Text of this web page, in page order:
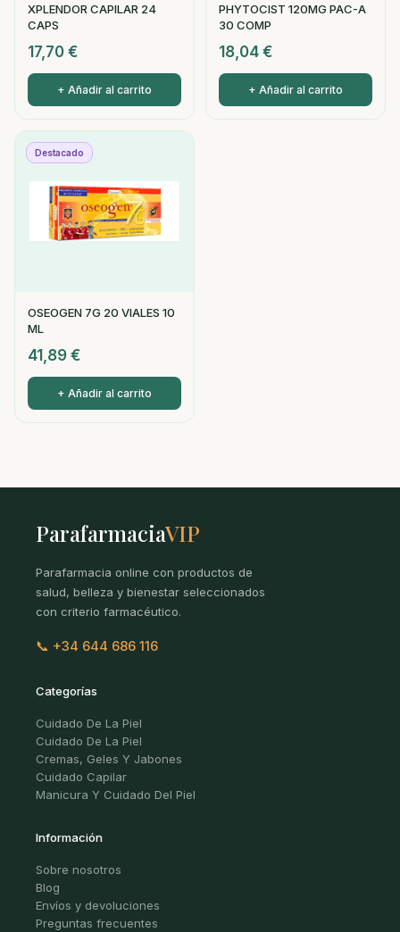
XPLENDOR CAPILAR 24
CAPS
17,70 €
+ Añadir al carrito
PHYTOCIST 120MG PAC-A
30 COMP
18,04 €
+ Añadir al carrito
Destacado
OSEOGEN 7G 20 VIALES 10
ML
41,89 €
+ Añadir al carrito
ParafarmaciaVIP
Parafarmacia online con productos de
salud, belleza y bienestar seleccionados
con criterio farmacéutico.
📞 +34 644 686 116
Categorías
Cuidado De La Piel
Cuidado De La Piel
Cremas, Geles Y Jabones
Cuidado Capilar
Manicura Y Cuidado Del Piel
Información
Sobre nosotros
Blog
Envíos y devoluciones
Preguntas frecuentes